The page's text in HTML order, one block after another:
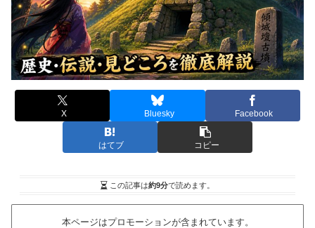
X Bluesky Facebook
はてブ コピー
この記事は約9分で読めます。
本ページはプロモーションが含まれています。